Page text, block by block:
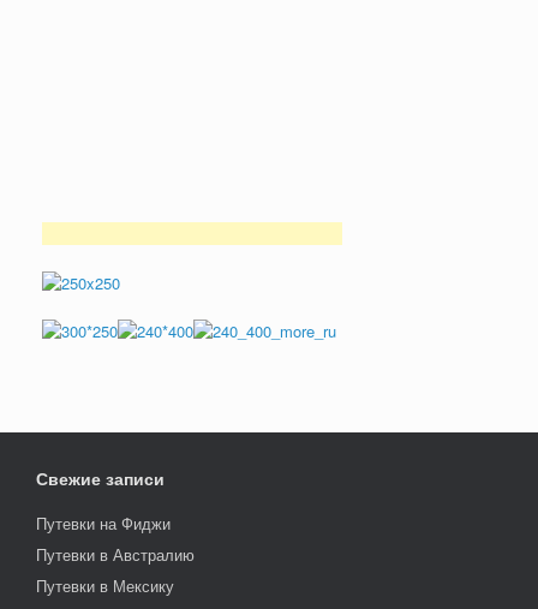
Свежие записи
Путевки на Фиджи
Путевки в Австралию
Путевки в Мексику